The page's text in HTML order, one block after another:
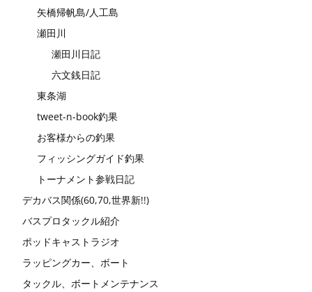
矢橋帰帆島/人工島
瀬田川
瀬田川日記
六文銭日記
東条湖
tweet-n-book釣果
お客様からの釣果
フィッシングガイド釣果
トーナメント参戦日記
デカバス関係(60,70,世界新!!)
バスプロタックル紹介
ポッドキャストラジオ
ラッピングカー、ボート
タックル、ボートメンテナンス